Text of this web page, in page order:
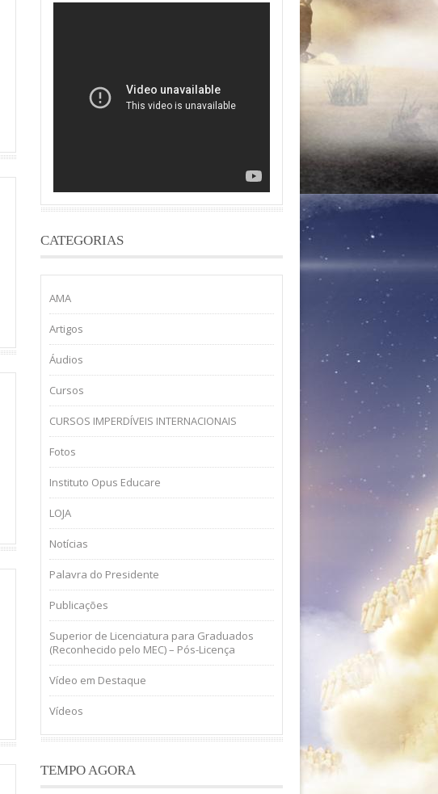
CATEGORIAS
AMA
Artigos
Áudios
Cursos
CURSOS IMPERDÍVEIS INTERNACIONAIS
Fotos
Instituto Opus Educare
LOJA
Notícias
Palavra do Presidente
Publicações
Superior de Licenciatura para Graduados
(Reconhecido pelo MEC) – Pós-Licença
Vídeo em Destaque
Vídeos
TEMPO AGORA